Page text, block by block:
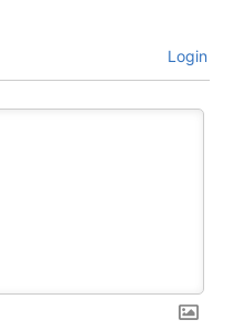
Login